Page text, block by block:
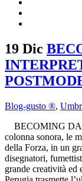
19 Dic
Blog-gusto ®,
BECOMING
colonna sonora, le
della Forza, in un
disegnatori,
grande creatività ed